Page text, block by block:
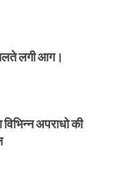
चलते लगी आग।
अपराधो की